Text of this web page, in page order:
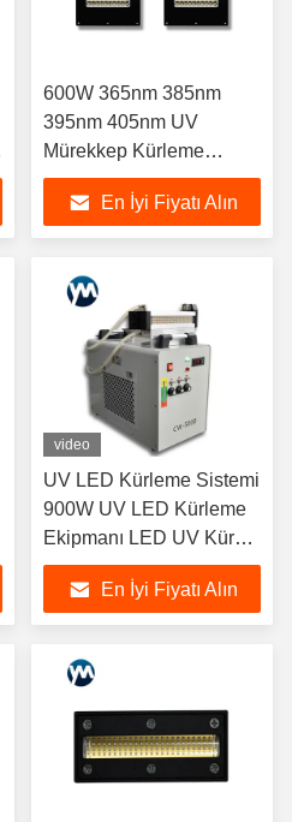
600W 365nm 385nm
395nm 405nm UV
Mürekkep Kürleme
Lambası Yüksek Güç
En İyi Fiyatı Alın
video
UV LED Kürleme Sistemi
900W UV LED Kürleme
Ekipmanı LED UV Kür
Işık
En İyi Fiyatı Alın